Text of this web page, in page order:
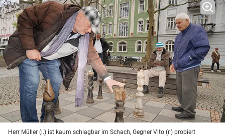
Herr Müller (l.) ist kaum schlagbar im Schach, Gegner Vito (r.) probiert